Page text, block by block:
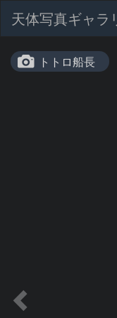
天体写真ギャラ
トトロ船長